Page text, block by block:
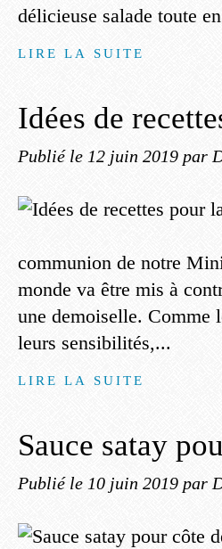
délicieuse salade toute
LIRE LA SUITE
Idées de
Publié le 12 juin 2019 par
communion de notre
monde va être mis à
une demoiselle. Comme
leurs sensibilités,...
LIRE LA SUITE
Sauce satay
Publié le 10 juin 2019 par